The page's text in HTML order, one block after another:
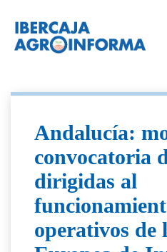
Andalucía:
convocatoria
dirigidas al
operativos de